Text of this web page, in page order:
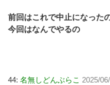
前回はこれで中止になった
今回はなんでやるの
44: 名無しどんぶらこ 2025/